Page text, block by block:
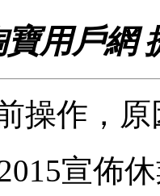
寶用戶網
操作，
宣佈